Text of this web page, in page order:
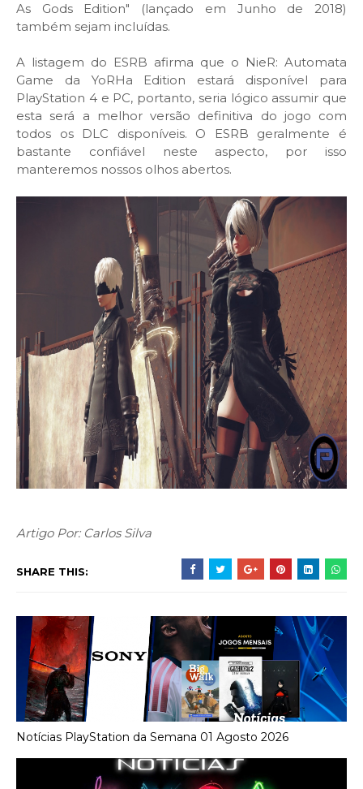
As Gods Edition" (lançado em Junho de 2018)
também sejam incluídas.
A listagem do ESRB afirma que o NieR: Automata
Game da YoRHa Edition estará disponível para
PlayStation 4 e PC, portanto, seria lógico assumir que
esta será a melhor versão definitiva do jogo com
todos os DLC disponíveis. O ESRB geralmente é
bastante confiável neste aspecto, por isso
manteremos nossos olhos abertos.
Artigo Por: Carlos Silva
SHARE THIS:
Notícias PlayStation da Semana 01 Agosto 2026